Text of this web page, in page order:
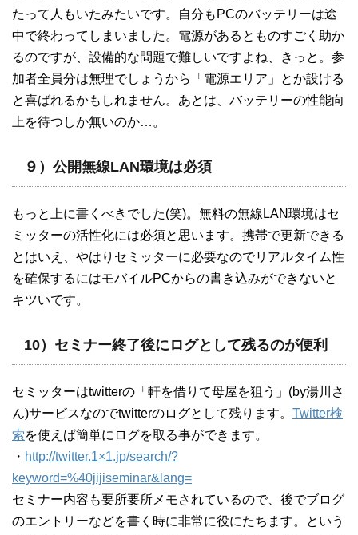
たって人もいたみたいです。自分もPCのバッテリーは途
中で終わってしまいました。電源があるとものすごく助か
るのですが、設備的な問題で難しいですよね、きっと。参
加者全員分は無理でしょうから「電源エリア」とか設ける
と喜ばれるかもしれません。あとは、バッテリーの性能向
上を待つしか無いのか…。
９）公開無線LAN環境は必須
もっと上に書くべきでした(笑)。無料の無線LAN環境はセ
ミッターの活性化には必須と思います。携帯で更新できる
とはいえ、やはりセミッターに必要なのでリアルタイム性
を確保するにはモバイルPCからの書き込みができないと
キツいです。
10）セミナー終了後にログとして残るのが便利
セミッターはtwitterの「軒を借りて母屋を狙う」(by湯川さ
ん)サービスなのでtwitterのログとして残ります。 Twitter検
索を使えば簡単にログを取る事ができます。
・ http://twitter.1×1.jp/search/?
keyword=%40jijiseminar&lang=
セミナー内容も要所要所メモされているので、後でブログ
のエントリーなどを書く時に非常に役にたちます。という